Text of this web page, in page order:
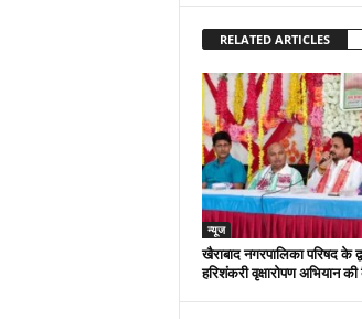
RELATED ARTICLES
न्यूज
खैराबाद नगरपालिका परिषद के
हरिशंकरी वृक्षारोपण अभियान